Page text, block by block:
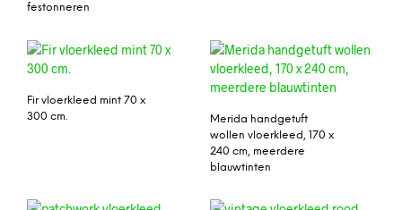
festonneren
Fir vloerkleed mint 70 x
300 cm.
Merida handgetuft
wollen vloerkleed, 170 x
240 cm, meerdere
blauwtinten